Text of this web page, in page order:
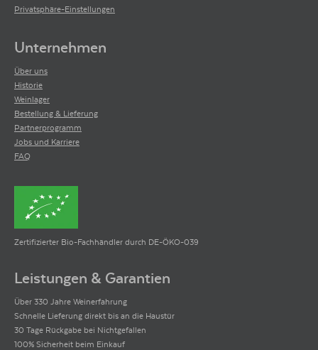
Privatsphäre-Einstellungen
Unternehmen
Über uns
Historie
Weinlager
Bestellung & Lieferung
Partnerprogramm
Jobs und Karriere
FAQ
Zertifizierter Bio-Fachhändler durch DE-ÖKO-039
Leistungen & Garantien
Über 330 Jahre Weinerfahrung
Schnelle Lieferung direkt bis an die Haustür
30 Tage Rückgabe bei Nichtgefallen
100% Sicherheit beim Einkauf